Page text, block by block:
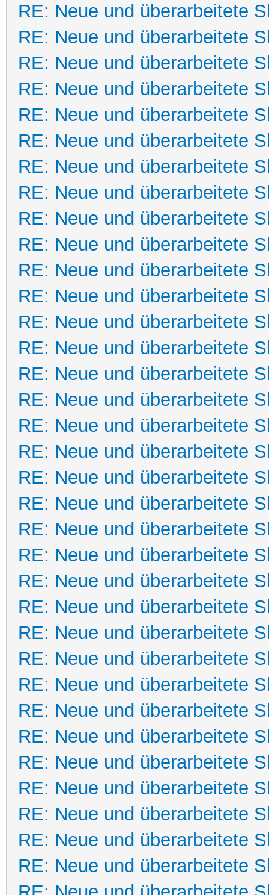
RE: Neue und überarbeitete
RE: Neue und überarbeitete
RE: Neue und überarbeitete
RE: Neue und überarbeitete
RE: Neue und überarbeitete
RE: Neue und überarbeitete
RE: Neue und überarbeitete
RE: Neue und überarbeitete
RE: Neue und überarbeitete
RE: Neue und überarbeitete
RE: Neue und überarbeitete
RE: Neue und überarbeitete
RE: Neue und überarbeitete
RE: Neue und überarbeitete
RE: Neue und überarbeitete
RE: Neue und überarbeitete
RE: Neue und überarbeitete
RE: Neue und überarbeitete
RE: Neue und überarbeitete
RE: Neue und überarbeitete
RE: Neue und überarbeitete
RE: Neue und überarbeitete
RE: Neue und überarbeitete
RE: Neue und überarbeitete
RE: Neue und überarbeitete
RE: Neue und überarbeitete
RE: Neue und überarbeitete
RE: Neue und überarbeitete
RE: Neue und überarbeitete
RE: Neue und überarbeitete
RE: Neue und überarbeitete
RE: Neue und überarbeitete
RE: Neue und überarbeitete
RE: Neue und überarbeitete